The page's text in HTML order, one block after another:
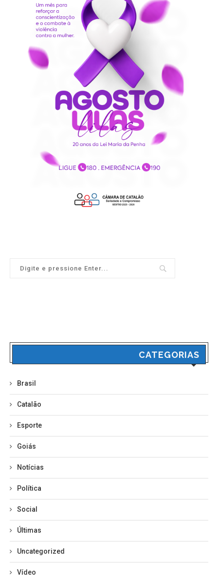
CATEGORIAS
Brasil
Catalão
Esporte
Goiás
Notícias
Política
Social
Últimas
Uncategorized
Vídeo